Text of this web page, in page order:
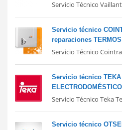
Servicio Técnico
Servicio técnico
reparaciones
Servicio Técnico
Servicio técnico
Servicio Técnico Teka
Servicio técnico